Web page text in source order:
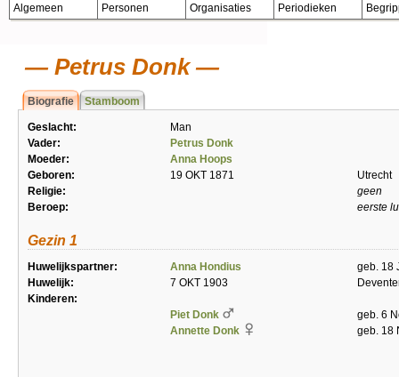
Algemeen Personen Organisaties Periodieken
Petrus Donk
Biografie Stamboom
Geslacht:
Man
Vader:
Petrus Donk
Moeder:
Anna Hoops
Geboren:
19 OKT 1871
Utrecht
Religie:
geen
Beroep:
eerste
Gezin 1
Huwelijkspartner: Anna Hondius
geb. 18
Huwelijk:
7 OKT 1903
Kinderen:
Piet Donk
geb. 6
Annette Donk
geb. 18